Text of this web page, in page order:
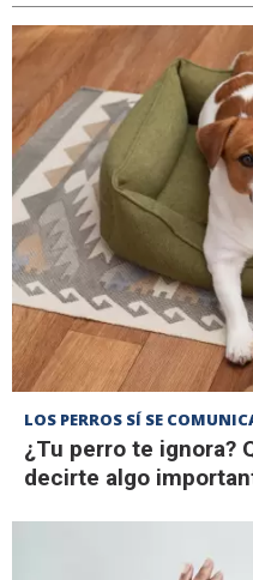
LOS PERROS SÍ SE
¿Tu perro te ignora?
decirte algo